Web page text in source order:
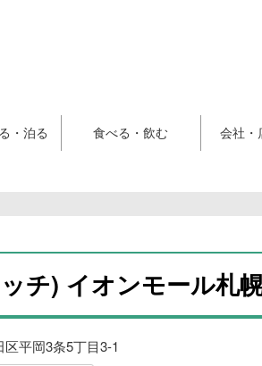
・泊る 食べる・飲む 会社・
チ) イオンモール札
平岡3条5丁目3-1